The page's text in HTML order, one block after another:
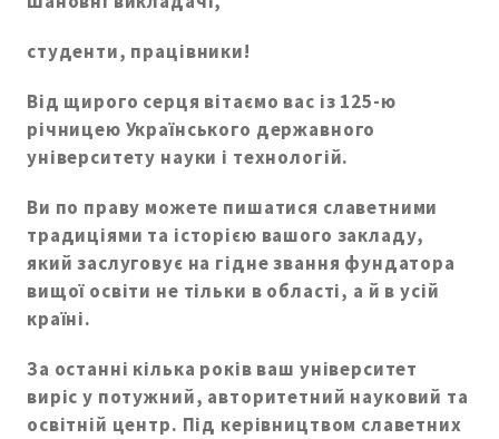
студенти, працівники!
Від щирого серця вітаємо вас із 125-ю
річницею Українського державного
університету науки і технологій.
Ви по праву можете пишатися славетними
традиціями та історією вашого закладу,
який заслуговує на гідне звання фундатора
вищої освіти не тільки в області, а й в усій
країні.
За останні кілька років ваш університет
виріс у потужний, авторитетний науковий та
освітній центр. Під керівництвом славетних